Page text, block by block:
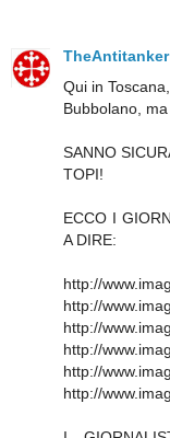
TheAntitanker
Qui in
Bubbolano,
SANNO
TOPI!
ECCO I
A DIRE:
http://
http://
http://
http://
http://
http://